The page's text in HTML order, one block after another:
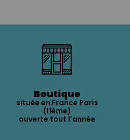
Boutique
située en France Paris
(11ème)
ouverte tout l'année